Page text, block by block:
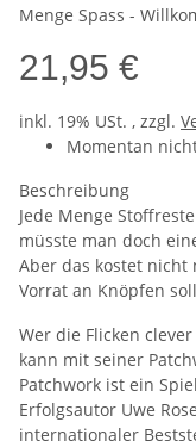
Menge Spass -
21,95 €
inkl. 19% USt. , zzgl.
Momentan
Beschreibung
Jede Menge
müsste man doch
Aber das kostet
Vorrat an Knöpfen
Wer die Flicken
kann mit seiner
Patchwork ist ein
Erfolgsautor Uwe
internationaler